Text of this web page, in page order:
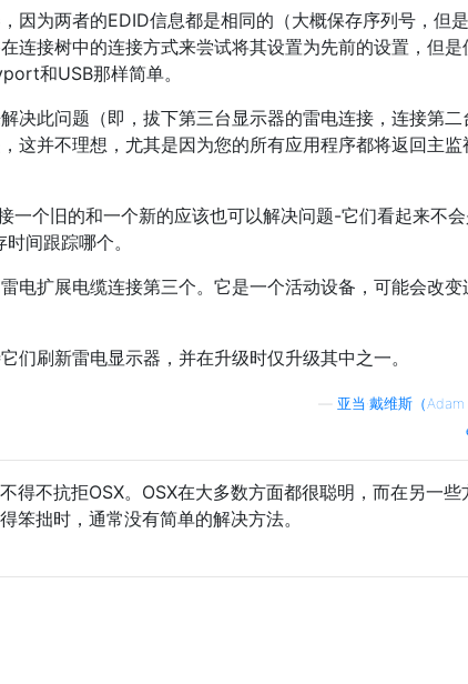
因为两者的EDID信息都是相同的（大概保存序列号，但
连接树中的连接方式来尝试将其设置为先前的设置，但是
和USB那样简单。
决此问题（即，拔下第三台显示器的雷电连接，连接第二
这并不理想，尤其是因为您的所有应用程序都将返回主监
一个旧的和一个新的应该也可以解决问题-它们看起来不会
间跟踪哪个。
电扩展电缆连接第三个。它是一个活动设备，可能会改变
们刷新雷电显示器，并在升级时仅升级其中之一。
亚当·戴维斯（Adam
得不抗拒OSX。OSX在大多数方面都很聪明，而在另一些
笨拙时，通常没有简单的解决方法。